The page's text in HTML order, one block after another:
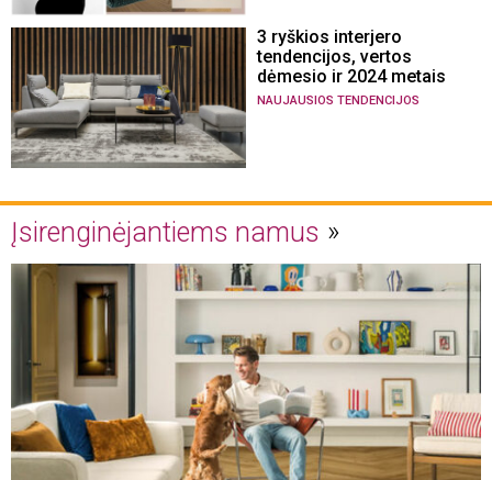
3 ryškios interjero
tendencijos, vertos
dėmesio ir 2024 metais
NAUJAUSIOS TENDENCIJOS
Įsirenginėjantiems namus